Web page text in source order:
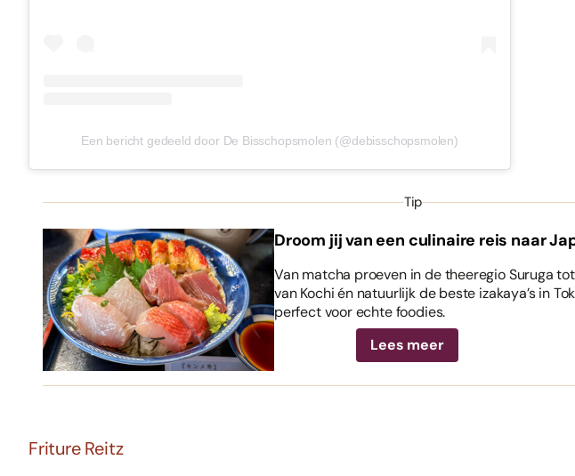
Een bericht gedeeld door De Bisschopsmolen (@debisschopsmolen)
Tip
Droom jij van een culinaire reis naar
Van matcha proeven in de theeregio Suruga
van Kochi én natuurlijk de beste izakaya’s in
perfect voor echte foodies.
Lees meer
Friture Reitz